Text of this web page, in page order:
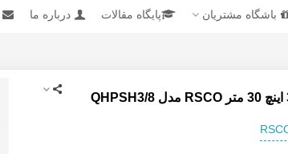
باشگاه مشتریان پایگاه مقالات درباره ما